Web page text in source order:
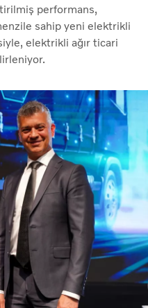
performans,
sahip yeni elektrikli
elektrikli ağır ticari